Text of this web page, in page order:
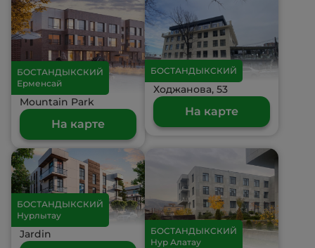
БОСТАНДЫКСКИЙ
Ерменсай
Mountain Park
На карте
БОСТАНДЫКСКИЙ
Ходжанова, 53
На карте
БОСТАНДЫКСКИЙ
Нурлытау
Jardin
БОСТАНДЫКСКИЙ
Нур Алатау